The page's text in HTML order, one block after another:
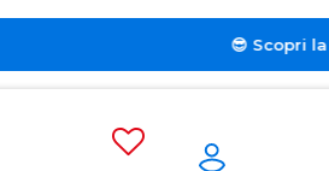
nuova sezione dedicata al